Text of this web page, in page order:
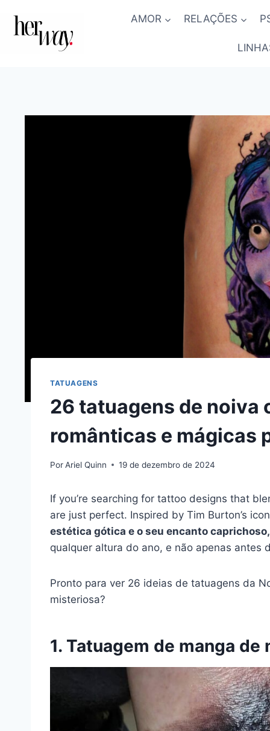
AMOR RELAÇÕES
TATUAGENS
26 tatuagens de noiva
românticas e mágicas
PorAriel Quinn 19 de dezembro de 2024
If you’re searching for tattoo designs that
are just perfect. Inspired by Tim Burton’s
estética gótica e o seu encanto caprichoso,
qualquer altura do ano, e não apenas antes
Pronto para ver 26 ideias de tatuagens da
misteriosa?
1. Tatuagem de manga de